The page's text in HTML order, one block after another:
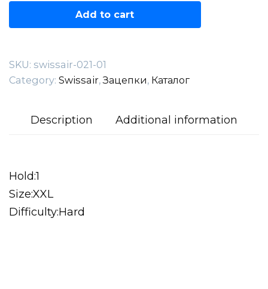
Add to cart
SKU: swissair-021-01
Category: Swissair,Зацепки, Каталог
Description Additional information
Hold:1
Size:XXL
Difficulty:Hard